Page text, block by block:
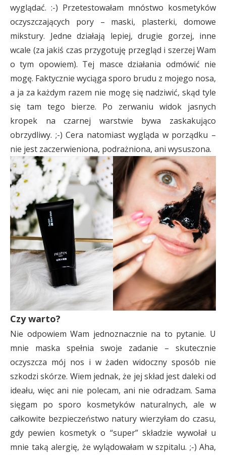
wyglądać. :-) Przetestowałam mnóstwo kosmetyków
oczyszczających pory – maski, plasterki, domowe
mikstury. Jedne działają lepiej, drugie gorzej, inne
wcale (za jakiś czas przygotuję przegląd i szerzej Wam
o tym opowiem). Tej masce działania odmówić nie
mogę. Faktycznie wyciąga sporo brudu z mojego nosa,
a ja za każdym razem nie mogę się nadziwić, skąd tyle
się tam tego bierze. Po zerwaniu widok jasnych
kropek na czarnej warstwie bywa zaskakująco
obrzydliwy. ;-) Cera natomiast wygląda w porządku –
nie jest zaczerwieniona, podrażniona, ani wysuszona.
Czy warto?
Nie odpowiem Wam jednoznacznie na to pytanie. U
mnie maska spełnia swoje zadanie – skutecznie
oczyszcza mój nos i w żaden widoczny sposób nie
szkodzi skórze. Wiem jednak, że jej skład jest daleki od
ideału, więc ani nie polecam, ani nie odradzam. Sama
sięgam po sporo kosmetyków naturalnych, ale w
całkowite bezpieczeństwo natury wierzyłam do czasu,
gdy pewien kosmetyk o “super” składzie wywołał u
mnie taką alergię, że wylądowałam w szpitalu. ;-) Aha,